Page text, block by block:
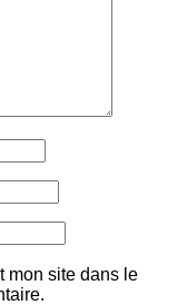
mon site dans le